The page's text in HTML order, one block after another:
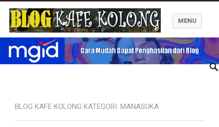
Blog Kafe Kolong
MENU
BLOG KAFE KOLONG KATEGORI: MANASUKA